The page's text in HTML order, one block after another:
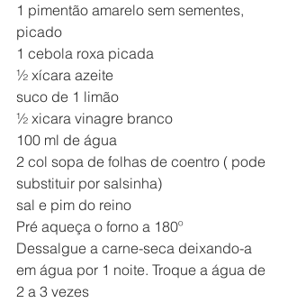
1 pimentão amarelo sem sementes,
picado
1 cebola roxa picada
½ xícara azeite
suco de 1 limão
½ xicara vinagre branco
100 ml de água
2 col sopa de folhas de coentro ( pode
substituir por salsinha)
sal e pim do reino
Pré aqueça o forno a 180º
Dessalgue a carne-seca deixando-a
em água por 1 noite. Troque a água de
2 a 3 vezes